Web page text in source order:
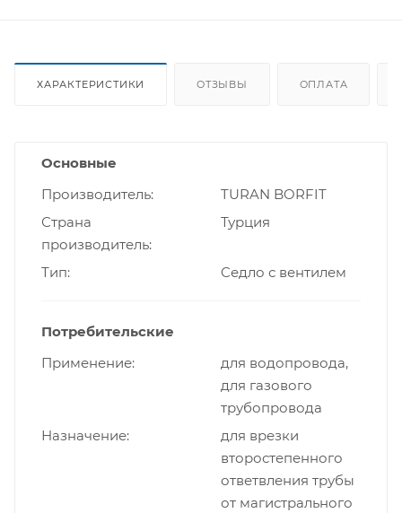
ХАРАКТЕРИСТИКИ ОТЗЫВЫ ОПЛАТА
Основные
Производитель
TURAN BORFIT
Страна
производитель
Турция
Тип Cедло с вентилем
Потребительские
Применение
для водопровода,
для газового
трубопровода
Назначение
для врезки
второстепенного
ответвления трубы
от магистрального